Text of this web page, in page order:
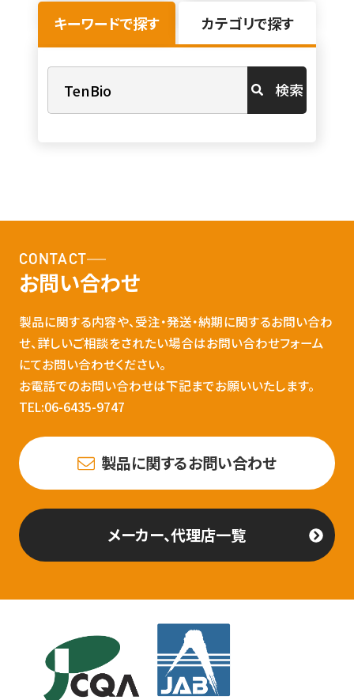
キーワードで探す カテゴリで探す
検索
CONTACT
お問い合わせ
製品に関する内容や、受注・発送・納期に関するお問い合わ
せ、詳しいご相談をされたい場合はお問い合わせフォーム
にてお問い合わせください。
お電話でのお問い合わせは下記までお願いいたします。
TEL:06-6435-9747
製品に関するお問い合わせ
メーカー、代理店一覧